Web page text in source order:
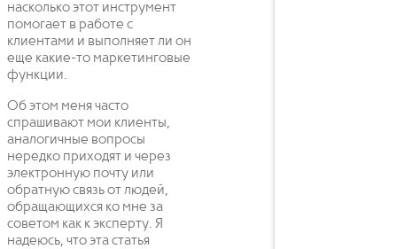
насколько этот инструмент
помогает в работе с
клиентами и выполняет ли он
еще какие-то маркетинговые
функции.
Об этом меня часто
спрашивают мои клиенты,
аналогичные вопросы
нередко приходят и через
электронную почту или
обратную связь от людей,
обращающихся ко мне за
советом как к эксперту. Я
надеюсь, что эта статья